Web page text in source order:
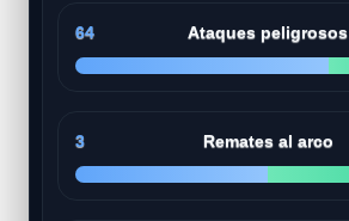
64 Ataques peligrosos
3 Remates al arco